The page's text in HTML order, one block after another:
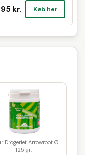
kr. Køb her
Drogeriet Arrowroot Ø
125 gr.